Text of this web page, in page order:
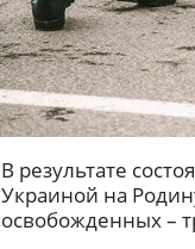
В результате
Украиной на
освобожденных –